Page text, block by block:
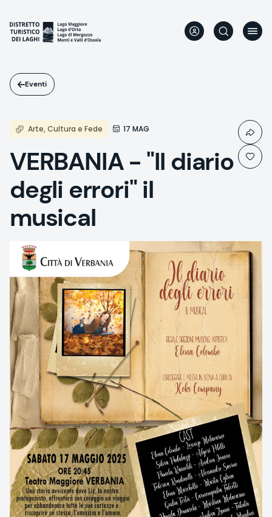
contenuto
principale
Eventi
Arte, Cultura e Fede 17 MAG
VERBANIA - "Il diario
degli errori" il
musical